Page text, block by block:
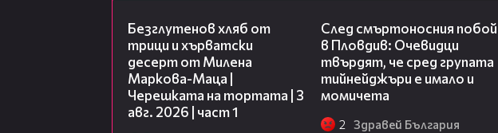
Безглутенов хляб от
трици и хърватски
десерт от Милена
Маркова-Маца |
Черешката на тортата | 3
авг. 2026 | част 1
След смъртоносния побой
в Пловдив: Очевидци
твърдят, че сред групата
тийнейджъри е имало и
момичета
2 Здравей България